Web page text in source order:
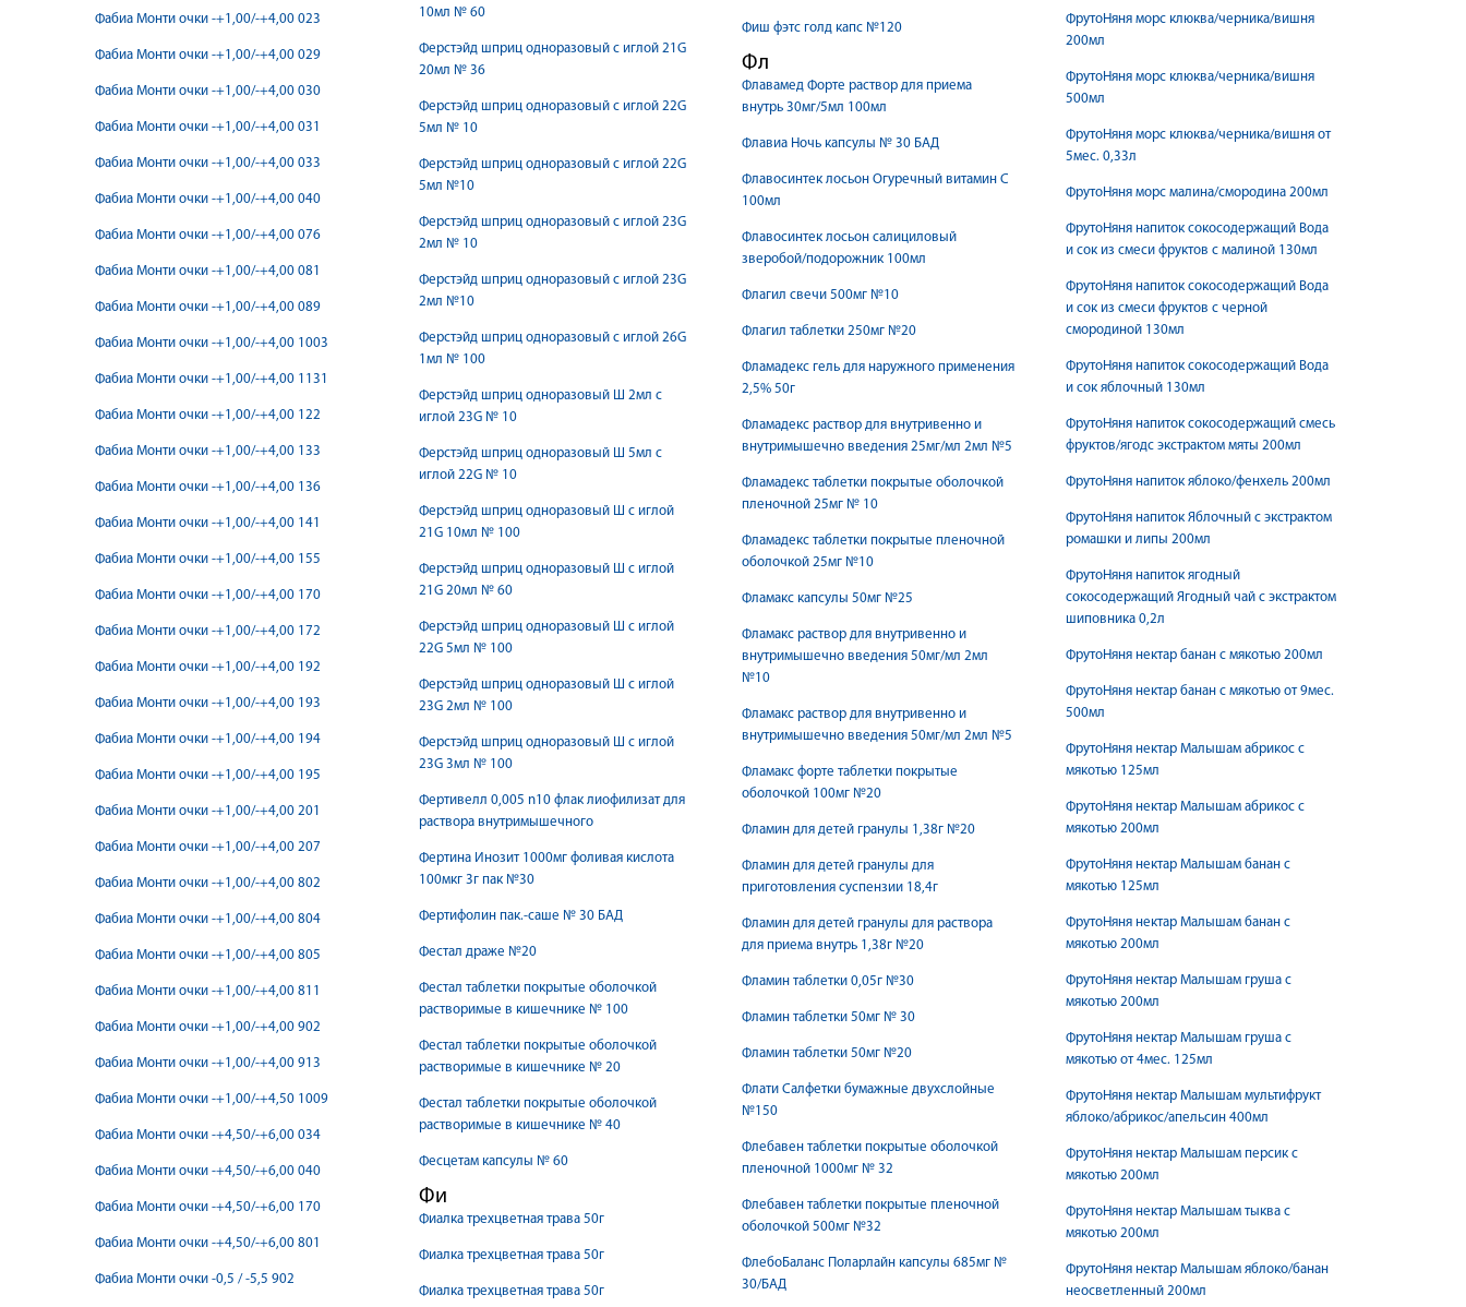
Фабиа Монти очки -+1,00/-+4,00 023
Фабиа Монти очки -+1,00/-+4,00 029
Фабиа Монти очки -+1,00/-+4,00 030
Фабиа Монти очки -+1,00/-+4,00 031
Фабиа Монти очки -+1,00/-+4,00 033
Фабиа Монти очки -+1,00/-+4,00 040
Фабиа Монти очки -+1,00/-+4,00 076
Фабиа Монти очки -+1,00/-+4,00 081
Фабиа Монти очки -+1,00/-+4,00 089
Фабиа Монти очки -+1,00/-+4,00 1003
Фабиа Монти очки -+1,00/-+4,00 1131
Фабиа Монти очки -+1,00/-+4,00 122
Фабиа Монти очки -+1,00/-+4,00 133
Фабиа Монти очки -+1,00/-+4,00 136
Фабиа Монти очки -+1,00/-+4,00 141
Фабиа Монти очки -+1,00/-+4,00 155
Фабиа Монти очки -+1,00/-+4,00 170
Фабиа Монти очки -+1,00/-+4,00 172
Фабиа Монти очки -+1,00/-+4,00 192
Фабиа Монти очки -+1,00/-+4,00 193
Фабиа Монти очки -+1,00/-+4,00 194
Фабиа Монти очки -+1,00/-+4,00 195
Фабиа Монти очки -+1,00/-+4,00 201
Фабиа Монти очки -+1,00/-+4,00 207
Фабиа Монти очки -+1,00/-+4,00 802
Фабиа Монти очки -+1,00/-+4,00 804
Фабиа Монти очки -+1,00/-+4,00 805
Фабиа Монти очки -+1,00/-+4,00 811
Фабиа Монти очки -+1,00/-+4,00 902
Фабиа Монти очки -+1,00/-+4,00 913
Фабиа Монти очки -+1,00/-+4,50 1009
Фабиа Монти очки -+4,50/-+6,00 034
Фабиа Монти очки -+4,50/-+6,00 040
Фабиа Монти очки -+4,50/-+6,00 170
Фабиа Монти очки -+4,50/-+6,00 801
Фабиа Монти очки -0,5 / -5,5 902
10мл № 60
Ферстэйд шприц одноразовый с иглой 21G
20мл № 36
Ферстэйд шприц одноразовый с иглой 22G
5мл № 10
Ферстэйд шприц одноразовый с иглой 22G
5мл №10
Ферстэйд шприц одноразовый с иглой 23G
2мл № 10
Ферстэйд шприц одноразовый с иглой 23G
2мл №10
Ферстэйд шприц одноразовый с иглой 26G
1мл № 100
Ферстэйд шприц одноразовый Ш 2мл с
иглой 23G № 10
Ферстэйд шприц одноразовый Ш 5мл с
иглой 22G № 10
Ферстэйд шприц одноразовый Ш с иглой
21G 10мл № 100
Ферстэйд шприц одноразовый Ш с иглой
21G 20мл № 60
Ферстэйд шприц одноразовый Ш с иглой
22G 5мл № 100
Ферстэйд шприц одноразовый Ш с иглой
23G 2мл № 100
Ферстэйд шприц одноразовый Ш с иглой
23G 3мл № 100
Фертивелл 0,005 n10 флак лиофилизат для
раствора внутримышечного
Фертина Инозит 1000мг фоливая кислота
100мкг 3г пак №30
Фертифолин пак.-саше № 30 БАД
Фестал драже №20
Фестал таблетки покрытые оболочкой
растворимые в кишечнике № 100
Фестал таблетки покрытые оболочкой
растворимые в кишечнике № 20
Фестал таблетки покрытые оболочкой
растворимые в кишечнике № 40
Фесцетам капсулы № 60
Фи
Фиалка трехцветная трава 50г
Фиалка трехцветная трава 50г
Фиалка трехцветная трава 50г
Фиш фэтс голд капс №120
Фл
Флавамед Форте раствор для приема
внутрь 30мг/5мл 100мл
Флавиа Ночь капсулы № 30 БАД
Флавосинтек лосьон Огуречный витамин С
100мл
Флавосинтек лосьон салициловый
зверобой/подорожник 100мл
Флагил свечи 500мг №10
Флагил таблетки 250мг №20
Фламадекс гель для наружного применения
2,5% 50г
Фламадекс раствор для внутривенно и
внутримышечно введения 25мг/мл 2мл №5
Фламадекс таблетки покрытые оболочкой
пленочной 25мг № 10
Фламадекс таблетки покрытые пленочной
оболочкой 25мг №10
Фламакс капсулы 50мг №25
Фламакс раствор для внутривенно и
внутримышечно введения 50мг/мл 2мл
№10
Фламакс раствор для внутривенно и
внутримышечно введения 50мг/мл 2мл №5
Фламакс форте таблетки покрытые
оболочкой 100мг №20
Фламин для детей гранулы 1,38г №20
Фламин для детей гранулы для
приготовления суспензии 18,4г
Фламин для детей гранулы для раствора
для приема внутрь 1,38г №20
Фламин таблетки 0,05г №30
Фламин таблетки 50мг № 30
Фламин таблетки 50мг №20
Флати Салфетки бумажные двухслойные
№150
Флебавен таблетки покрытые оболочкой
пленочной 1000мг № 32
Флебавен таблетки покрытые пленочной
оболочкой 500мг №32
ФлебоБаланс Поларлайн капсулы 685мг №
30/БАД
ФрутоНяня морс клюква/черника/вишня
200мл
ФрутоНяня морс клюква/черника/вишня
500мл
ФрутоНяня морс клюква/черника/вишня от
5мес. 0,33л
ФрутоНяня морс малина/смородина 200мл
ФрутоНяня напиток сокосодержащий Вода
и сок из смеси фруктов с малиной 130мл
ФрутоНяня напиток сокосодержащий Вода
и сок из смеси фруктов с черной
смородиной 130мл
ФрутоНяня напиток сокосодержащий Вода
и сок яблочный 130мл
ФрутоНяня напиток сокосодержащий смесь
фруктов/ягодс экстрактом мяты 200мл
ФрутоНяня напиток яблоко/фенхель 200мл
ФрутоНяня напиток Яблочный с экстрактом
ромашки и липы 200мл
ФрутоНяня напиток ягодный
сокосодержащий Ягодный чай с экстрактом
шиповника 0,2л
ФрутоНяня нектар банан с мякотью 200мл
ФрутоНяня нектар банан с мякотью от 9мес.
500мл
ФрутоНяня нектар Малышам абрикос с
мякотью 125мл
ФрутоНяня нектар Малышам абрикос с
мякотью 200мл
ФрутоНяня нектар Малышам банан с
мякотью 125мл
ФрутоНяня нектар Малышам банан с
мякотью 200мл
ФрутоНяня нектар Малышам груша с
мякотью 200мл
ФрутоНяня нектар Малышам груша с
мякотью от 4мес. 125мл
ФрутоНяня нектар Малышам мультифрукт
яблоко/абрикос/апельсин 400мл
ФрутоНяня нектар Малышам персик с
мякотью 200мл
ФрутоНяня нектар Малышам тыква с
мякотью 200мл
ФрутоНяня нектар Малышам яблоко/банан
неосветленный 200мл